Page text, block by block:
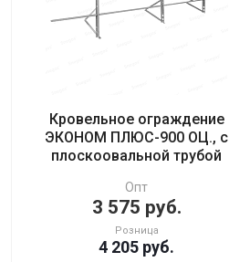
Кровельное ограждение
ЭКОНОМ ПЛЮС-900 ОЦ., с
плоскоовальной трубой
Опт
3 575 руб.
Розница
4 205 руб.